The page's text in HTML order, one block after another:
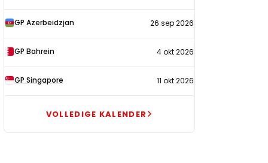
GP Azerbeidzjan 26 sep 2026
GP Bahrein 4 okt 2026
GP Singapore 11 okt 2026
VOLLEDIGE KALENDER